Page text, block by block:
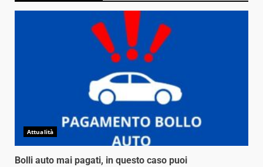
Attualità
Bolli auto mai pagati, in questo caso puoi